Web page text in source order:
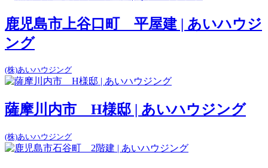
鹿児島市上谷口町 平屋建 | あいハウジ
ング
(株)あいハウジング
薩摩川内市 H様邸 | あいハウジング
(株)あいハウジング